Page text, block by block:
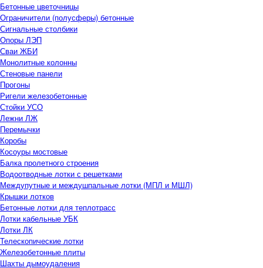
Бетонные цветочницы
Ограничители (полусферы) бетонные
Сигнальные столбики
Опоры ЛЭП
Сваи ЖБИ
Монолитные колонны
Стеновые панели
Прогоны
Ригели железобетонные
Стойки УСО
Лежни ЛЖ
Перемычки
Коробы
Косоуры мостовые
Балка пролетного строения
Водоотводные лотки с решетками
Междупутные и междушпальные лотки (МПЛ и МШЛ)
Крышки лотков
Бетонные лотки для теплотрасс
Лотки кабельные УБК
Лотки ЛК
Телескопические лотки
Железобетонные плиты
Шахты дымоудаления